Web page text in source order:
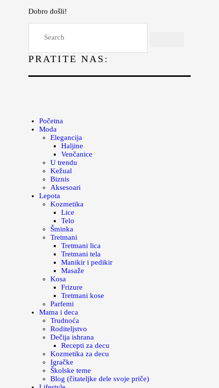
Dobro došli!
PRATITE NAS:
Početna
Moda
Elegancija
Haljine
Venčanice
U trendu
Kežual
Biznis
Aksesoari
Lepota
Kozmetika
Lice
Telo
Šminka
Tretmani
Tretmani lica
Tretmani tela
Manikir i pedikir
Masaže
Kosa
Frizure
Tretmani kose
Parfemi
Mama i deca
Trudnoća
Roditeljstvo
Dečija ishrana
Recepti za decu
Kozmetika za decu
Igračke
Školske teme
Blog (čitateljke dele svoje priče)
Lepota
Kuhinja
Magazin